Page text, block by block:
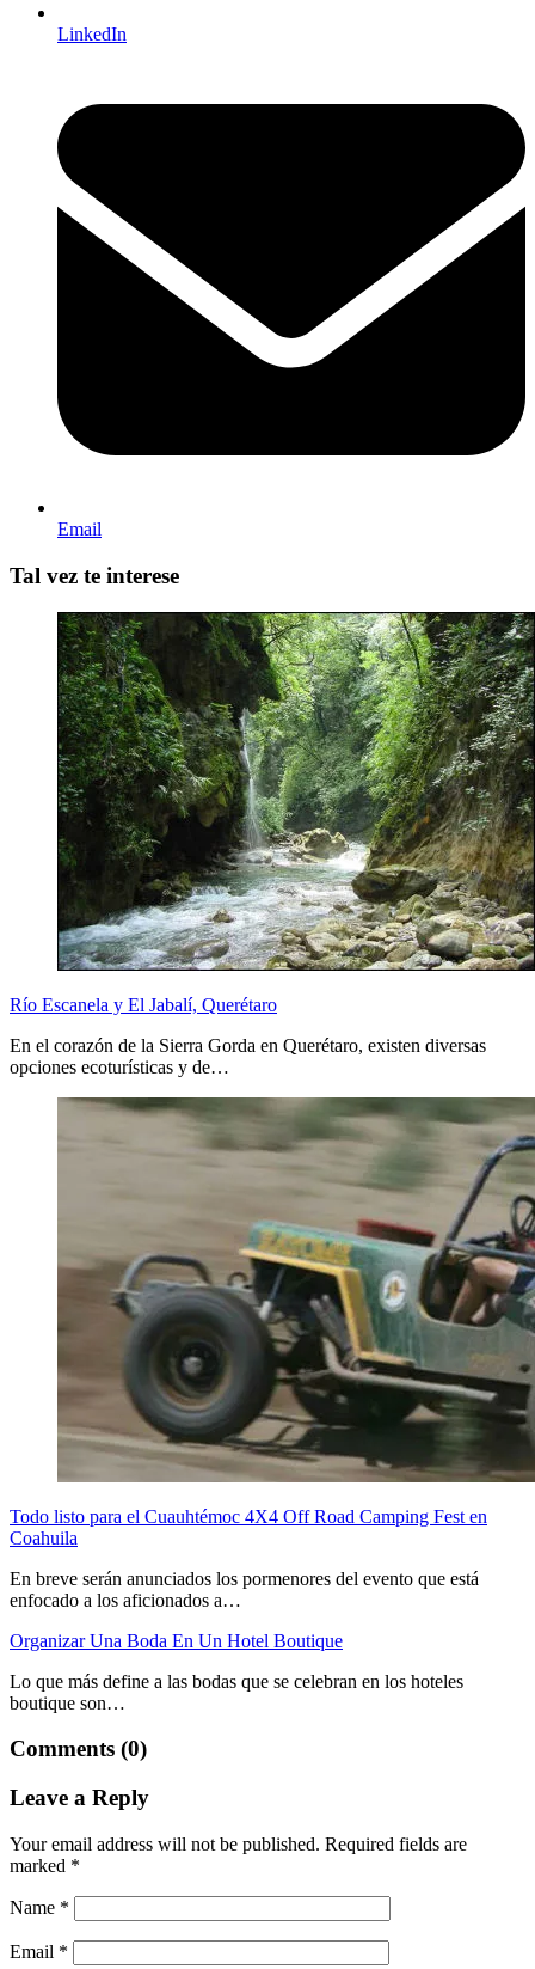
LinkedIn
Email
Tal vez te interese
Río Escanela y El Jabalí, Querétaro
En el corazón de la Sierra Gorda en Querétaro, existen diversas
opciones ecoturísticas y de…
Todo listo para el Cuauhtémoc 4X4 Off Road Camping Fest en
Coahuila
En breve serán anunciados los pormenores del evento que está
enfocado a los aficionados a…
Organizar Una Boda En Un Hotel Boutique
Lo que más define a las bodas que se celebran en los hoteles
boutique son…
Comments (0)
Leave a Reply
Your email address will not be published. Required fields are
marked *
Name *
Email *